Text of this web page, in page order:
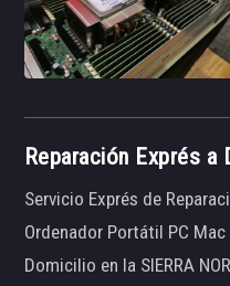
Reparación Exprés a
Servicio Exprés de
Ordenador Portátil PC Mac
Domicilio en la SIERRA